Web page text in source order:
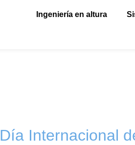
Ingeniería en altura
Día Internacional